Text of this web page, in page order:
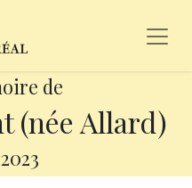
de
(née Allard)
2023